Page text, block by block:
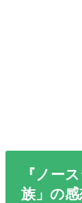
『ノー
族」の感